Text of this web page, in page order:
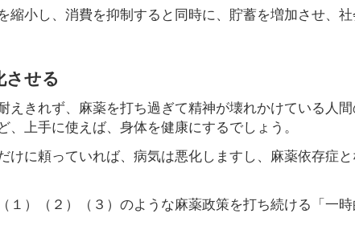
縮小し、消費を抑制すると同時に、貯蓄を増加させ、
せる
えきれず、麻薬を打ち過ぎて精神が壊れかけている人
上手に使えば、身体を健康にするでしょう。
けに頼っていれば、病気は悪化しますし、麻薬依存症
１）（２）（３）のような麻薬政策を打ち続ける「一